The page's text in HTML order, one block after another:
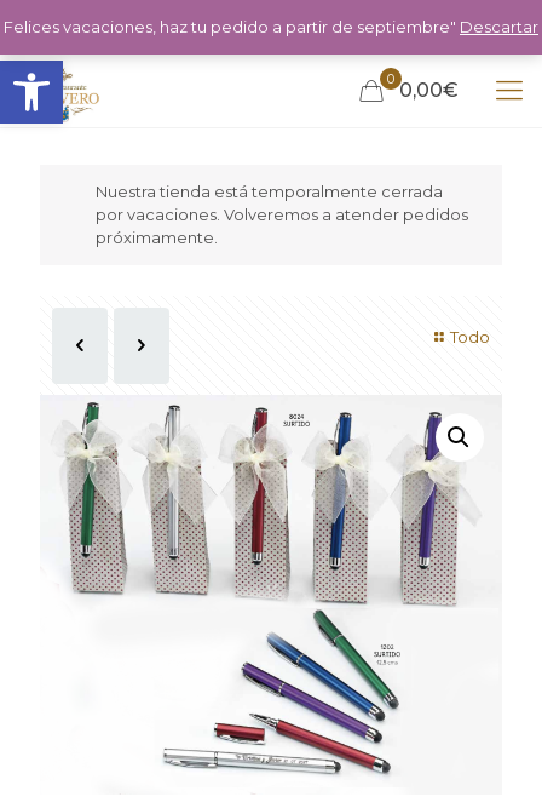
Abrir barra de herramientas 0 0,00€
Nuestra tienda está temporalmente cerrada
por vacaciones. Volveremos a atender pedidos
próximamente.
Todo
Felices vacaciones, haz tu pedido a partir de septiembre" Descartar